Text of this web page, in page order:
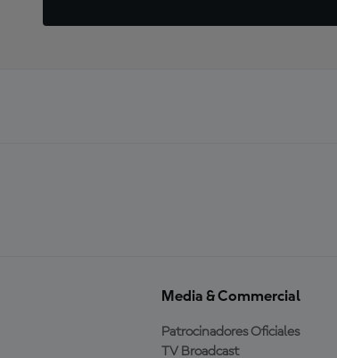
Media & Commercial
Patrocinadores Oficiales
TV Broadcast